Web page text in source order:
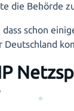
die Behörde
schon
Deutschland